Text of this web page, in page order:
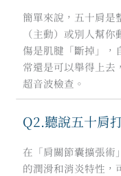
簡單來說，五十肩是
（主動）或別人幫
傷是肌腱「斷掉」，
常還是可以舉得上去
超音波檢查。
Q2.聽說五十肩
在「肩關節囊擴張術
的潤滑和消炎特性，